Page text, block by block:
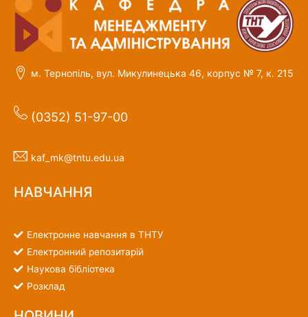
м. Тернопіль, вул. Микулинецька 46, корпус № 7, к. 215
(0352) 51-97-00
kaf_mk@tntu.edu.ua
НАВЧАННЯ
Електронне навчання в ТНТУ
Електронний репозитарій
Наукова бібліотека
Розклад